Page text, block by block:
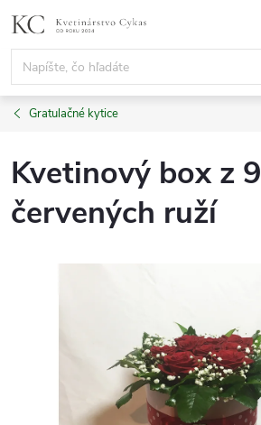
na
obsah
Gratulačné kytice
Kvetinový box z 9
červených ruží